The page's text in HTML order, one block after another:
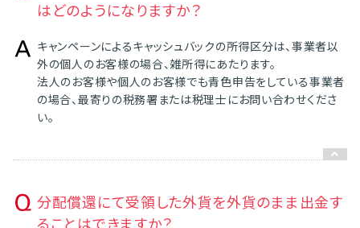
はどのようになりますか？
キャンペーンによるキャッシュバックの所得区分は、事業者以
外の個人のお客様の場合、雑所得にあたります。
法人のお客様や個人のお客様でも青色申告をしている事業者
の場合、最寄りの税務署または税理士にお問い合わせくださ
い。
分配償還にて受領した外貨を外貨のまま出金す